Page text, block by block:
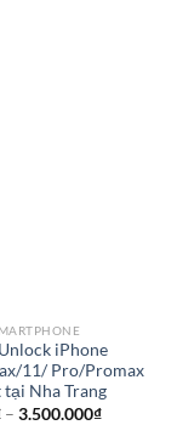
iPhone
11/ Pro/Promax
tại Nha Trang
– 3.500.000₫Khoảng